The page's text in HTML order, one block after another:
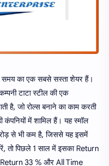
समय का एक सबसे सस्ता शेयर हैं।
टाटा स्टील की एक
है, जो रोल्स बनाने का काम करती
कंपनियों में शामिल हैं। यह स्मॉल
से भी कम है, जिससे यह इसमें
तो पिछले 1 साल में इसका Return
Return 33 % और All Time